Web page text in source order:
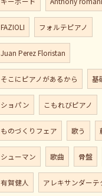
FAZIOLI フォルテピアノ
Juan Perez Floristan
そこにピアノがあるから 基
ショパン こもれびピアノ
ものづくりフェア 歌う
シューマン 歌曲 骨盤
有賀健人 アレキサンダーテ